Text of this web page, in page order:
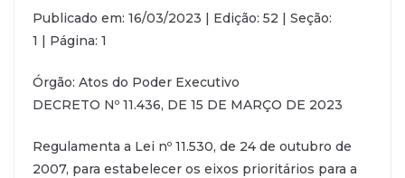
Publicado em: 16/03/2023 | Edição: 52 | Seção:
1 | Página: 1
Órgão: Atos do Poder Executivo
DECRETO Nº 11.436, DE 15 DE MARÇO DE 2023
Regulamenta a Lei nº 11.530, de 24 de outubro de
2007, para estabelecer os eixos prioritários para a